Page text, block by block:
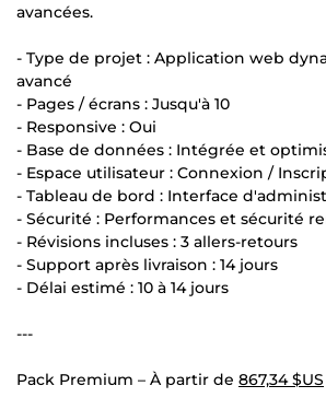
avancées.
- Type de projet : Application web
avancé
- Pages / écrans : Jusqu'à 10
- Responsive : Oui
- Base de données : Intégrée et
- Espace utilisateur : Connexion /
- Tableau de bord : Interface
- Sécurité : Performances et sécurité
- Révisions incluses : 3 allers-retours
- Support après livraison : 14 jours
- Délai estimé : 10 à 14 jours
---
Pack Premium – À partir de 867,34 $US